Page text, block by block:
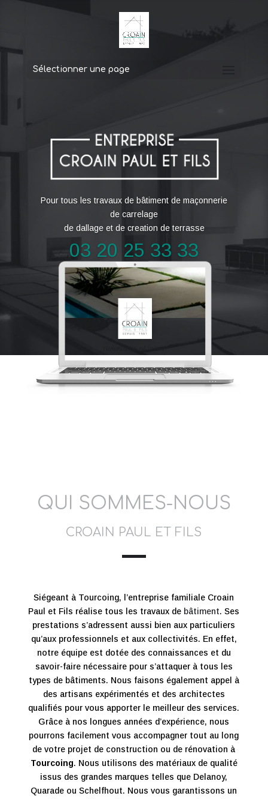
Sélectionner une page
Pour tous les travaux de bâtiment de maçonnerie
de carrelage
de dallage et de creation de terrasse
03 20 25 33 33
QUI SOMMES-NOUS
CROAIN PAUL ET FILS
Siégeant à Tourcoing, l’entreprise familiale Croain
Paul et Fils réalise tous les travaux de bâtiment. Ses
prestations s’adressent aussi bien aux particuliers
qu’aux professionnels et aux collectivités. En effet,
notre équipe est dotée des connaissances et du
savoir-faire nécessaire pour s’attaquer à tous les
types de bâtiments. Nous faisons également appel à
des artisans expérimentés et des architectes
qualifiés pour vous apporter le meilleur des services.
Grâce à nos longues années d’expérience, nous
pourrons facilement vous accompagner tout au long
de votre projet de construction ou de rénovation à
Tourcoing. Nous utilisons des matériaux de qualité
issus des grandes marques telles que Delanoy,
Quarade ou Schelfhout. Nous vous garantissons un